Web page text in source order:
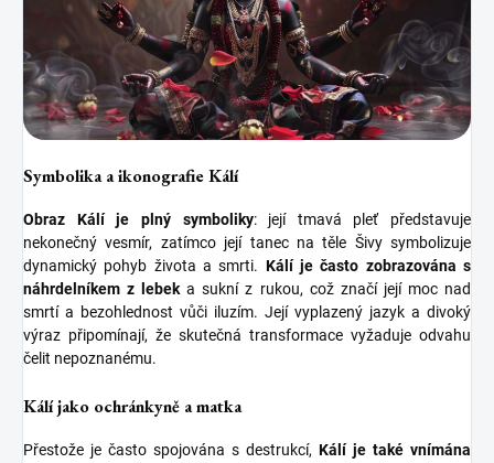
Symbolika a ikonografie Kálí
Obraz Kálí je plný symboliky: její tmavá pleť představuje
nekonečný vesmír, zatímco její tanec na těle Šivy symbolizuje
dynamický pohyb života a smrti. Kálí je často zobrazována s
náhrdelníkem z lebeka sukní z rukou, což značí její moc nad
smrtí a bezohlednost vůči iluzím. Její vyplazený jazyk a divoký
výraz připomínají, že skutečná transformace vyžaduje odvahu
čelit nepoznanému.
Kálí jako ochránkyně a matka
Přestože je často spojována s destrukcí, Kálí je také vnímána